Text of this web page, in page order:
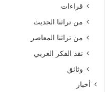
قراءات
من تراثنا الحديث
من تراثنا المعاصر
نقد الفكر الغربي
وثائق
أخبار